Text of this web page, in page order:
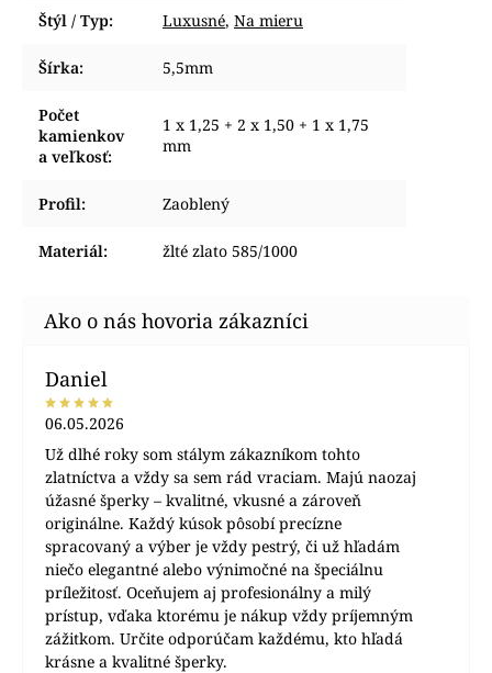
Štýl / Typ: Luxusné, Na mieru
Šírka: 5,5mm
Počet
kamienkov
a veľkosť:
1 x 1,25 + 2 x 1,50 + 1 x 1,75
mm
Profil: Zaoblený
Materiál: žlté zlato 585/1000
Daniel
06.05.2026
Už dlhé roky som stálym zákazníkom tohto
zlatníctva a vždy sa sem rád vraciam. Majú naozaj
úžasné šperky – kvalitné, vkusné a zároveň
originálne. Každý kúsok pôsobí precízne
spracovaný a výber je vždy pestrý, či už hľadám
niečo elegantné alebo výnimočné na špeciálnu
príležitosť. Oceňujem aj profesionálny a milý
prístup, vďaka ktorému je nákup vždy príjemným
zážitkom. Určite odporúčam každému, kto hľadá
krásne a kvalitné šperky.